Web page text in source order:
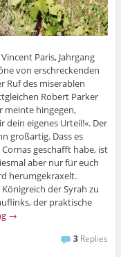
Paris, Jahrgang
von erschreckenden
Ruf des miserablen
Robert Parker
meinte hingegen,
dein eigenes Urteil!«. Der
großartig. Dass es
geschafft habe, ist
aber nur für euch
herumgekraxelt.
der Syrah zu
der praktische
→
3 Replies